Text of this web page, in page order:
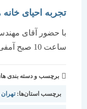
تجربه احیای خانه های
ساعت 10 صبح آمفی تاتر دانشگاه آزاد اسلامی قزوین
برچسب و دسته بندی های مرتبط
برچسب استان‌ها:تهران | قزوین